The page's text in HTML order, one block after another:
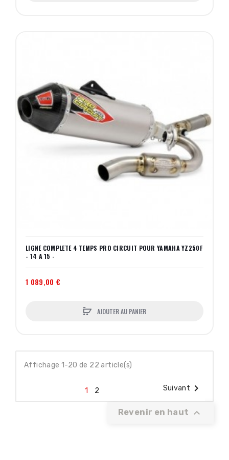
LIGNE COMPLETE 4 TEMPS PRO CIRCUIT POUR YAMAHA YZ250F
- 14 A 15 -
1 089,00 €
AJOUTER AU PANIER
Affichage 1-20 de 22 article(s)
1 2 Suivant 
Revenir en haut 